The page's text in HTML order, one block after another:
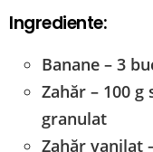
Ingrediente:
Banane – 3
Zahăr – 100
granulat
Zahăr vanilat